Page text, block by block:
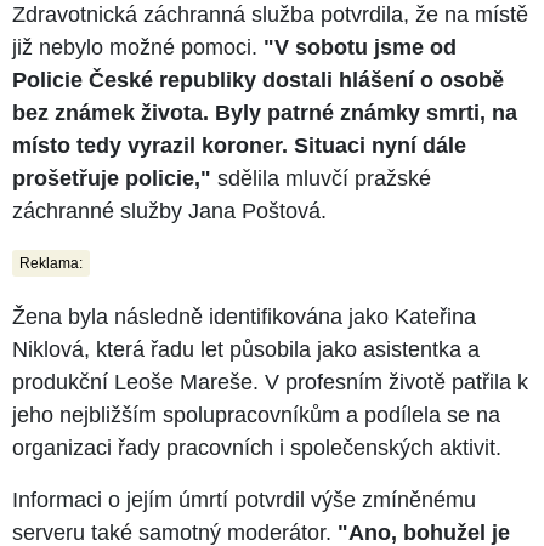
Zdravotnická záchranná služba potvrdila, že na místě
již nebylo možné pomoci. "V sobotu jsme od
Policie České republiky dostali hlášení o osobě
bez známek života. Byly patrné známky smrti, na
místo tedy vyrazil koroner. Situaci nyní dále
prošetřuje policie," sdělila mluvčí pražské
záchranné služby Jana Poštová.
Reklama:
Žena byla následně identifikována jako Kateřina
Niklová, která řadu let působila jako asistentka a
produkční Leoše Mareše. V profesním životě patřila k
jeho nejbližším spolupracovníkům a podílela se na
organizaci řady pracovních i společenských aktivit.
Informaci o jejím úmrtí potvrdil výše zmíněnému
serveru také samotný moderátor. "Ano, bohužel je